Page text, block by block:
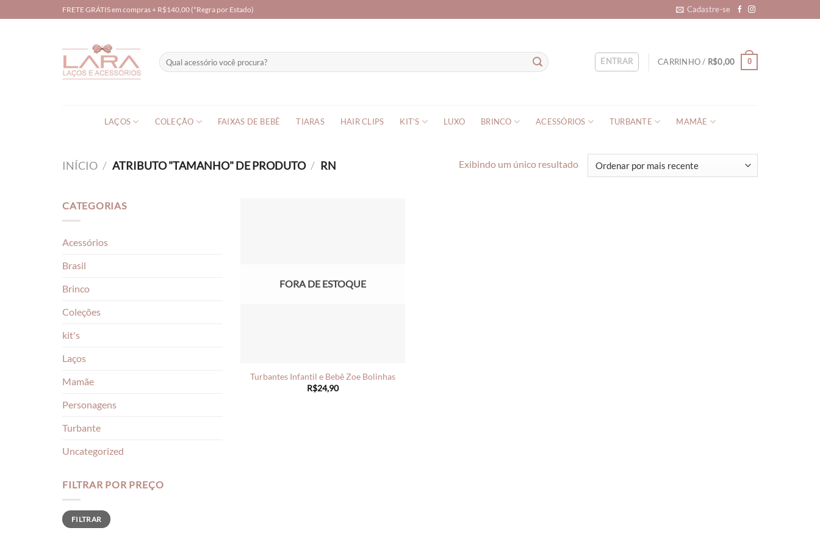
to
FRETE GRÁTIS em compras + R$140,00 (*Regra por Estado) Cadastre-se
Pesquisar
por:
ENTRAR CARRINHO / R$0,00 0
LAÇOS COLEÇÃO FAIXAS DE BEBÊ TIARAS HAIR CLIPS KIT’S LUXO BRINCO ACESSÓRIOS TURBANTE MAMÃE
INÍCIO / ATRIBUTO "TAMANHO" DE PRODUTO / RN Exibindo um único resultado
CATEGORIAS
Acessórios
Brasil
Brinco
Coleções
kit's
Laços
Mamãe
Personagens
Turbante
Uncategorized
FILTRAR POR PREÇO
Preço
mínimo
Preço
máximo
FILTRAR
FORA DE ESTOQUE
Turbantes Infantil e Bebê Zoe Bolinhas
R$24,90